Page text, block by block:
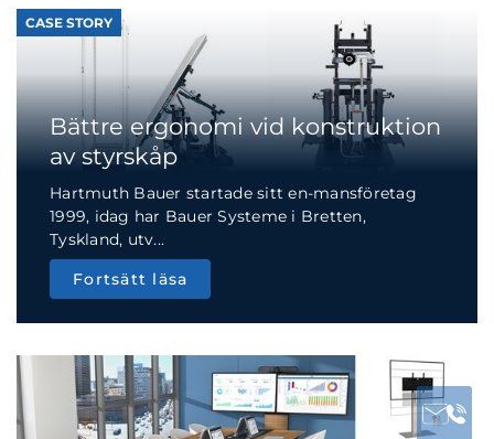
CASE STORY
Bättre ergonomi vid konstruktion
av styrskåp
Hartmuth Bauer startade sitt en-mansföretag
1999, idag har Bauer Systeme i Bretten,
Tyskland, utv...
Fortsätt läsa